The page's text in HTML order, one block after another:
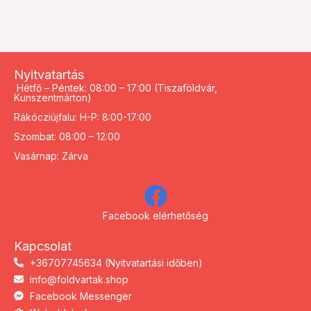
Nyitvatartás
Hétfő – Péntek: 08:00 – 17:00 (Tiszaföldvár,
Kunszentmárton)
Rákócziújfalu: H-P: 8:00-17:00
Szombat: 08:00 – 12:00
Vasárnap: Zárva
Facebook elérhetőség
Kapcsolat
+36707745634 (Nyitvatartási időben)
info@foldvartak.shop
Facebook Messenger